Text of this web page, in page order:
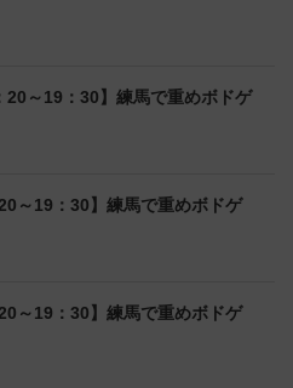
20～19：30】練馬で重めボドゲ
～19：30】練馬で重めボドゲ
～19：30】練馬で重めボドゲ